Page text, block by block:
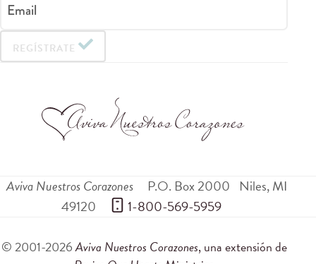
Email
REGÍSTRATE
Aviva Nuestros Corazones P.O. Box 2000 Niles,MI
49120
1-800-569-5959
© 2001-2026Aviva Nuestros Corazones, una extensión de